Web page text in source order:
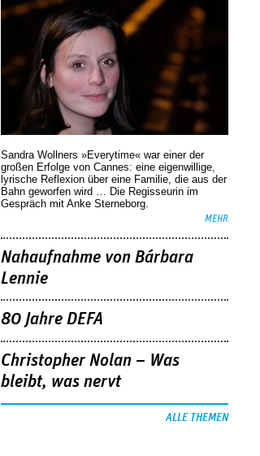
Sandra Wollners »Everytime« war einer der
großen Erfolge von Cannes: eine eigenwillige,
lyrische Reflexion über eine ­Familie, die aus der
Bahn geworfen wird … Die Regisseurin im
Gespräch mit Anke Sterneborg.
MEHR
Nahaufnahme von Bárbara
Lennie
80 Jahre DEFA
Christopher Nolan – Was
bleibt, was nervt
ALLE THEMEN